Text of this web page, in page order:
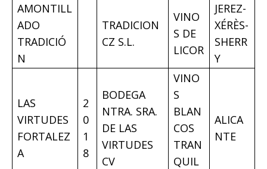
AMONTILL
ADO
TRADICIÓ
N
TRADICION
CZ S.L.
VINO
S DE
LICOR
JEREZ-
XÉRÈS-
SHERR
Y
LAS
VIRTUDES
FORTALEZ
A
2
0
1
8
BODEGA
NTRA. SRA.
DE LAS
VIRTUDES
CV
VINO
S
BLAN
COS
TRAN
QUIL
ALICA
NTE